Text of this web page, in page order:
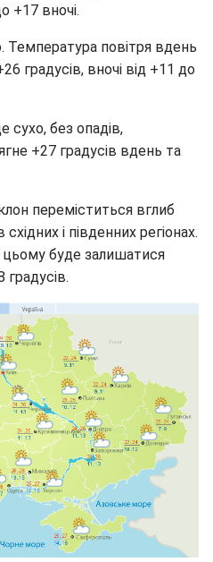
+17 вночі.
Температура повітря вдень
градусів, вночі від +11 до
сухо, без опадів,
+27 градусів вдень та
переміститься вглиб
і південних регіонах.
цьому буде залишатися